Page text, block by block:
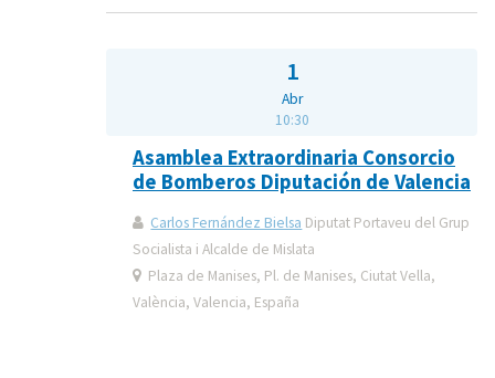
1
Abr
10:30
Asamblea Extraordinaria Consorcio
de Bomberos Diputación de Valencia
Carlos Fernández Bielsa Diputat Portaveu del Grup
Socialista i Alcalde de Mislata
Plaza de Manises, Pl. de Manises, Ciutat Vella,
València, Valencia, España